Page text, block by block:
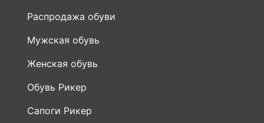
Распродажа обуви
Мужская обувь
Женская обувь
Обувь Рикер
Сапоги Рикер